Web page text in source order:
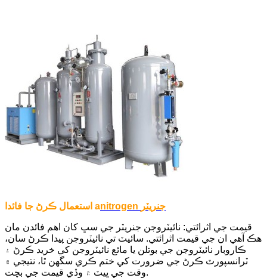
استعمال ڪرڻ جا فائدا a nitrogen جنريٽر
قيمت جي اثرائتي: نائيٽروجن جنريٽر جي سڀ کان اهم فائدن مان
هڪ آهي ان جي قيمت اثرائتي. سائيٽ تي نائيٽروجن پيدا ڪرڻ سان،
ڪاروبار نائيٽروجن جي بوتلن يا مائع نائيٽروجن کي خريد ڪرڻ ۽
ٽرانسپورٽ ڪرڻ جي ضرورت کي ختم ڪري سگھن ٿا، نتيجي ۾
وقت جي ڀيٽ ۾ وڏي قيمت جي بچت.